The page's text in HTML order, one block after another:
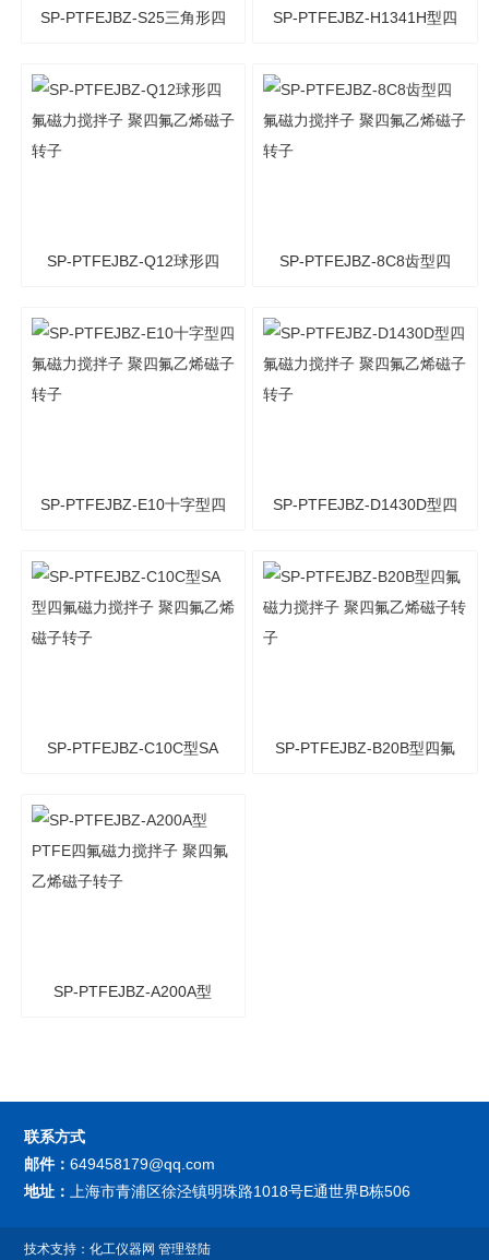
SP-PTFEJBZ-S25三角形四
磁子转子
SP-PTFEJBZ-H1341H型四
磁子转子
SP-PTFEJBZ-Q12球形四
磁子转子
SP-PTFEJBZ-8C8齿型四
磁子转子
SP-PTFEJBZ-E10十字型四
磁子转子
SP-PTFEJBZ-D1430D型四
磁子转子
SP-PTFEJBZ-C10C型SA
乙烯磁子转子
SP-PTFEJBZ-B20B型四氟
SP-PTFEJBZ-A200A型
联系方式
邮件：649458179@qq.com
地址：
上海市青浦区徐泾镇明珠路1018号E通世界B栋506
技术支持：化工仪器网 管理登陆